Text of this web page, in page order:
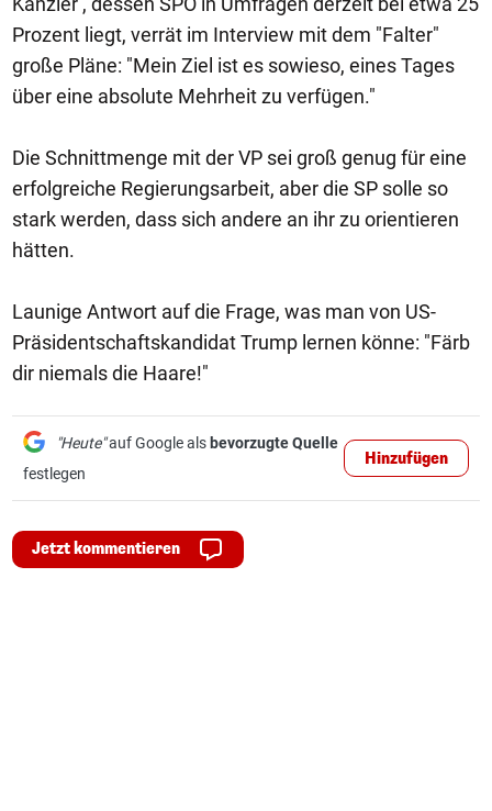
Prozent liegt, verrät im Interview mit dem "Falter"
große Pläne: "Mein Ziel ist es sowieso, eines Tages
über eine absolute Mehrheit zu verfügen."
Die Schnittmenge mit der VP sei groß genug für eine
erfolgreiche Regierungsarbeit, aber die SP solle so
stark werden, dass sich andere an ihr zu orientieren
hätten.
Launige Antwort auf die Frage, was man von US-
Präsidentschaftskandidat Trump lernen könne: "Färb
dir niemals die Haare!"
"Heute"auf Google als bevorzugte Quelle
festlegen
Hinzufügen
Jetzt kommentieren